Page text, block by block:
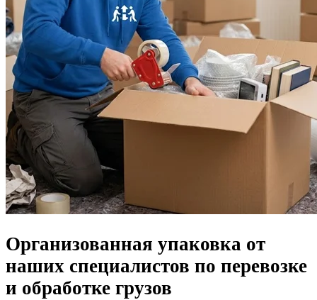
Организованная упаковка от
наших специалистов по перевозке
и обработке грузов